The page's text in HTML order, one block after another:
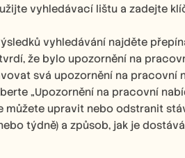
vyhledávací lištu a zadejte
vyhledávání najděte
že bylo upozornění na
svá upozornění na pracovní
„Upozornění na pracovní
můžete upravit nebo odstranit
týdně) a způsob, jak je